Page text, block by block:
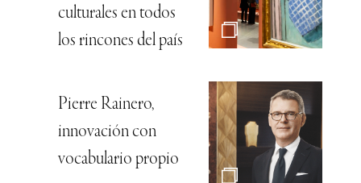
culturales en todos
los rincones del país
Pierre Rainero,
innovación con
vocabulario propio